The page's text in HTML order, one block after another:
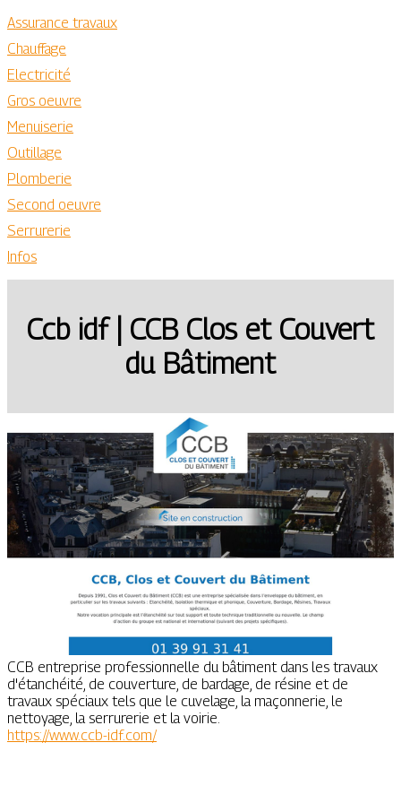
Assurance travaux
Chauffage
Electricité
Gros oeuvre
Menuiserie
Outillage
Plomberie
Second oeuvre
Serrurerie
Infos
Ccb idf | CCB Clos et Couvert
du Bâtiment
CCB entreprise professionnelle du bâtiment dans les travaux
d'étanchéité, de couverture, de bardage, de résine et de
travaux spéciaux tels que le cuvelage, la maçonnerie, le
nettoyage, la serrurerie et la voirie.
https://www.ccb-idf.com/